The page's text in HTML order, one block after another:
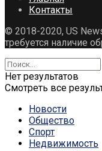
Контакты
© 2018-2020, US
требуется наличие
Нет результатов
Смотреть все
Новости
Общество
Спорт
Недвижимость